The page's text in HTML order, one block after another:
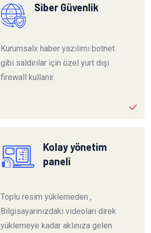
Siber Güvenlik
Kurumsalx haber yazılımı botnet
gibi saldırılar için özel yurt dışı
firewall kullanır.
Kolay yönetim
paneli
Toplu resim yüklemeden ,
Bilgisayarınızdaki videoları direk
yüklemeye kadar aklınıza gelen